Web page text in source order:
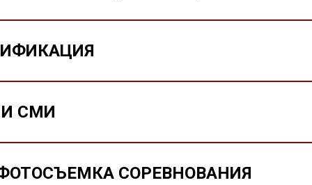
И СМИ
СОРЕВНОВАНИЯ